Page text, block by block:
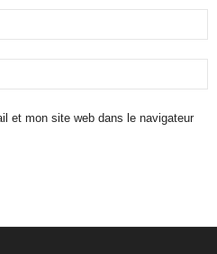
et mon site web dans le navigateur